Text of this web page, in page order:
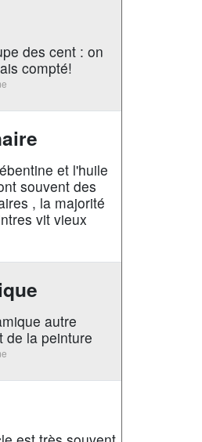
des cent : on
compté!
et l'huile
souvent des
, la majorité
vit vieux
autre
de la peinture